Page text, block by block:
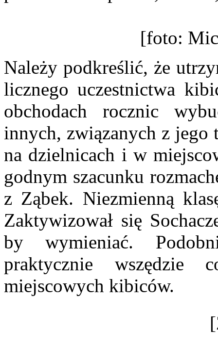
[foto:
Należy podkreślić, że
licznego uczestnictwa
obchodach rocznic
innych, związanych z jego
na dzielnicach i w
godnym szacunku
z Ząbek. Niezmienną
Zaktywizował się
by wymieniać.
praktycznie
miejscowych kibiców.